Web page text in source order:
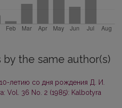
the same author(s)
летию со дня рождения Д. И.
Vol. 36 No. 2 (1985): Kalbotyra